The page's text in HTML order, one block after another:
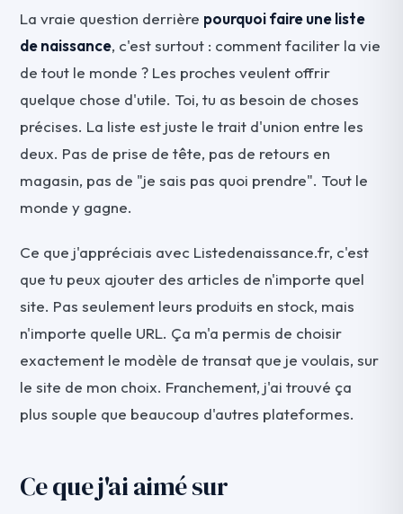
La vraie question derrière pourquoi faire une liste
de naissance, c'est surtout : comment faciliter la vie
de tout le monde ? Les proches veulent offrir
quelque chose d'utile. Toi, tu as besoin de choses
précises. La liste est juste le trait d'union entre les
deux. Pas de prise de tête, pas de retours en
magasin, pas de "je sais pas quoi prendre". Tout le
monde y gagne.
Ce que j'appréciais avec Listedenaissance.fr, c'est
que tu peux ajouter des articles de n'importe quel
site. Pas seulement leurs produits en stock, mais
n'importe quelle URL. Ça m'a permis de choisir
exactement le modèle de transat que je voulais, sur
le site de mon choix. Franchement, j'ai trouvé ça
plus souple que beaucoup d'autres plateformes.
Ce que j'ai aimé sur